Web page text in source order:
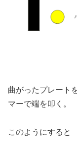
曲がったプレート
マーで端を叩く。
このようにすると